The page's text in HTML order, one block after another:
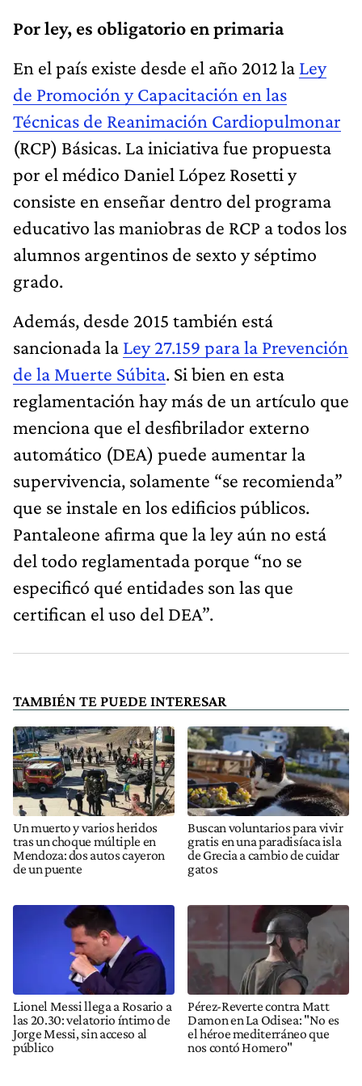
Por ley, es obligatorio en primaria
En el país existe desde el año 2012 la Ley
de Promoción y Capacitación en las
Técnicas de Reanimación Cardiopulmonar
(RCP) Básicas. La iniciativa fue propuesta
por el médico Daniel López Rosetti y
consiste en enseñar dentro del programa
educativo las maniobras de RCP a todos los
alumnos argentinos de sexto y séptimo
grado.
Además, desde 2015 también está
sancionada la Ley 27.159 para la Prevención
de la Muerte Súbita. Si bien en esta
reglamentación hay más de un artículo que
menciona que el desfibrilador externo
automático (DEA) puede aumentar la
supervivencia, solamente “se recomienda”
que se instale en los edificios públicos.
Pantaleone afirma que la ley aún no está
del todo reglamentada porque “no se
especificó qué entidades son las que
certifican el uso del DEA”.
TAMBIÉN TE PUEDE INTERESAR
Un muerto y varios heridos
tras un choque múltiple en
Mendoza: dos autos cayeron
de un puente
Buscan voluntarios para vivir
gratis en una paradisíaca isla
de Grecia a cambio de cuidar
gatos
Lionel Messi llega a Rosario a
las 20.30: velatorio íntimo de
Jorge Messi, sin acceso al
público
Pérez-Reverte contra Matt
Damon en La Odisea: "No es
el héroe mediterráneo que
nos contó Homero"